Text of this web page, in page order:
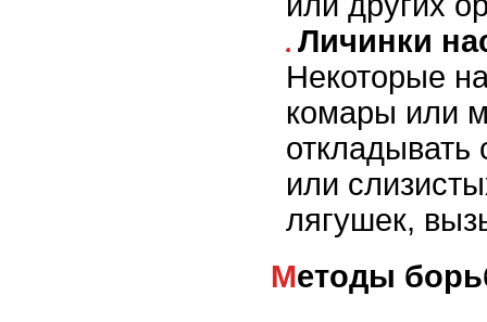
Личинки
Некоторые
комары или
откладывать
или
лягушек,
Методы